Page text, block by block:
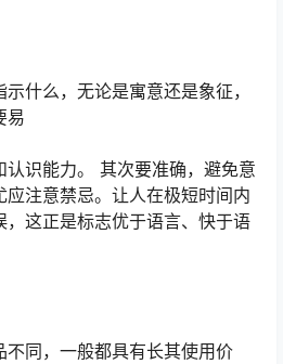
什么，无论是寓意还是象征，
易
识能力。 其次要准确，避免意
注意禁忌。让人在极短时间内
这正是标志优于语言、快于语
同，一般都具有长其使用价